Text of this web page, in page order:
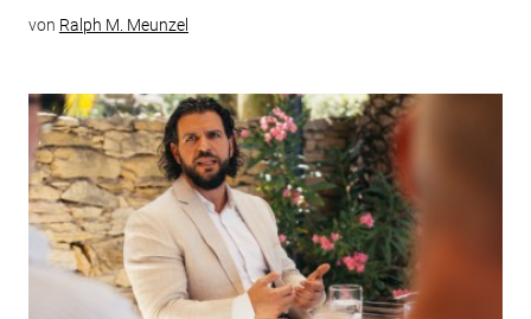
von Ralph M. Meunzel